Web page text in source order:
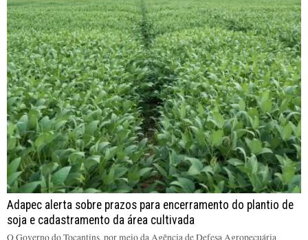
Adapec alerta sobre prazos para encerramento do plantio de
soja e cadastramento da área cultivada
O Governo do Tocantins, por meio da Agência de Defesa Agropecuária